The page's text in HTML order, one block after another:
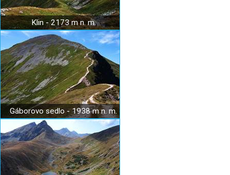
Klin - 2173 m n. m.
Gáborovo sedlo - 1938 m n. m.